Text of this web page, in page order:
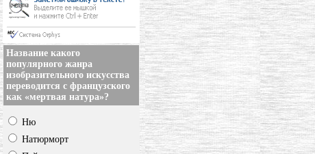
Название какого
популярного жанра
изобразительного искусства
переводится с французского
как «мертвая натура»?
Ню
Натюрморт